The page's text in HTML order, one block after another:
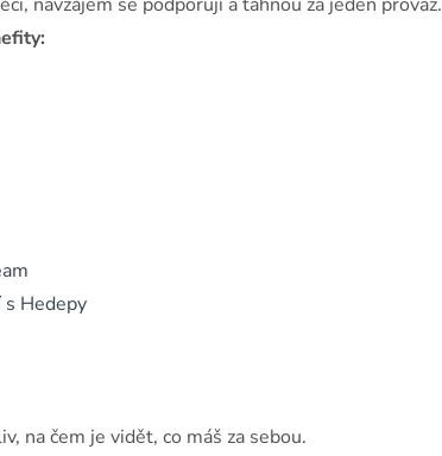
Hedepy
na čem je vidět, co máš za sebou.